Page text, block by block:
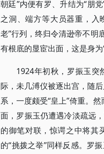
朝廷”内便有罗、升结为“朋
之洞、端方等大员器重，入
老”行列，终归令清逊帝不明
有根底的显宦出面，这是身为
1924年初秋，罗振玉突
际，未几溥仪被逐出宫，随
系，一度颇受“皇上”倚重。
面，罗振玉仍遭遇冷淡疏远
的御笔对联，惊谔之中将其
的“挑拨之举”同样反感。罗